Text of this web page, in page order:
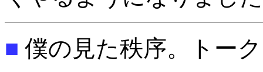
■ 僕の見た秩序。トー